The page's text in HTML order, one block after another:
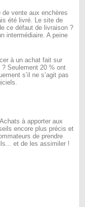
vente aux enchères
été livré. Le site de
ce défaut de livraison ?
intermédiaire. A peine
à un achat fait sur
? Seulement 20 % ont
s’il ne s’agit pas
à apporter aux
encore plus précis et
de prendre
et de les assimiler !